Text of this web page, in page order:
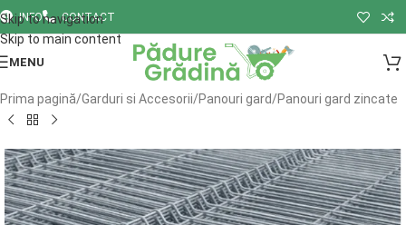
Skip to navigation
Skip to main content
INFO CONTACT
MENU
Prima pagină/Garduri si Accesorii/Panouri gard/Panouri gard zincate